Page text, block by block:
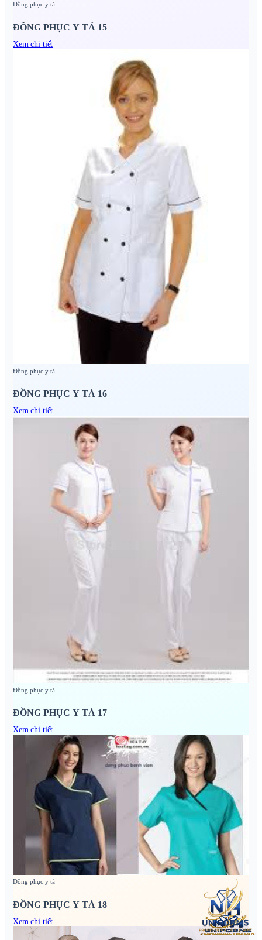
Đồng phục y tá
ĐỒNG PHỤC Y TÁ 15
Xem chi tiết
Đồng phục y tá
ĐỒNG PHỤC Y TÁ 16
Xem chi tiết
Đồng phục y tá
ĐỒNG PHỤC Y TÁ 17
Xem chi tiết
Đồng phục y tá
ĐỒNG PHỤC Y TÁ 18
Xem chi tiết